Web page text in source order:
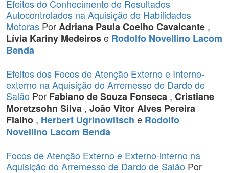
Efeitos do Conhecimento de Resultados
Autocontrolados na Aquisição de Habilidades
Motoras PorAdriana Paula Coelho Cavalcante ,
Lívia Kariny Medeirose Rodolfo Novellino Lacom
Benda
Efeitos dos Focos de Atenção Externo e Interno-
externo na Aquisição do Arremesso de Dardo de
Salão Por Fabiano de Souza Fonseca , Cristiane
Moretzsohn Silva , João Vitor Alves Pereira
Fialho , Herbert Ugrinowitsch e Rodolfo
Novellino Lacom Benda
Focos de Atenção Externo e Externo-interno na
Aquisição do Arremesso de Dardo de Salão Por